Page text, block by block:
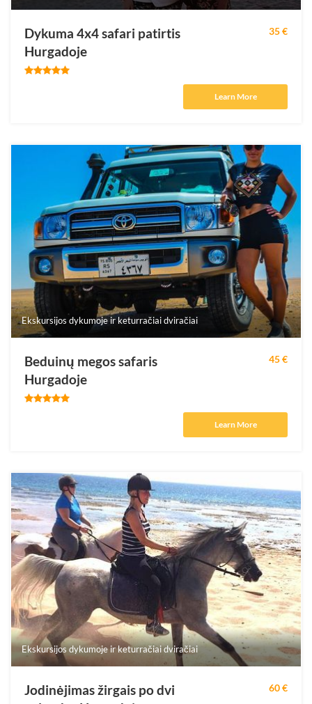
Dykuma 4x4 safari patirtis
Hurgadoje
35 €
Learn More
Ekskursijos dykumoje ir keturračiai dviračiai
Beduinų megos safaris
Hurgadoje
45 €
Learn More
Ekskursijos dykumoje ir keturračiai dviračiai
Jodinėjimas žirgais po dvi
60 €